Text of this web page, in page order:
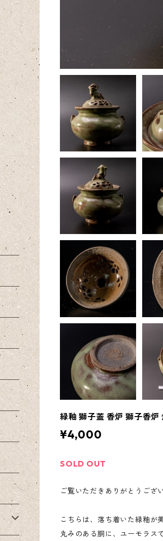
緑釉 獅子蓋 香炉 獅子香
¥4,000
SOLD OUT
ご覧いただきありがとうござ
こちらは、落ち着いた緑釉が
丸みのある胴に、ユーモラス